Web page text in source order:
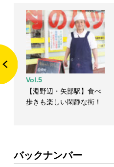
Vol.5
【淵野辺・矢部駅】食べ
歩きも楽しい閑静な街！
バックナンバー